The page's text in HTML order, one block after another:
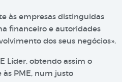
às empresas distinguidas
financeiro e autoridades
dos seus negócios».
Líder, obtendo assim o
PME, num justo